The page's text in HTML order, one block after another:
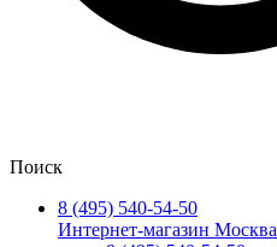
Поиск
8 (495) 540-54-50
Интернет-магазин Москва